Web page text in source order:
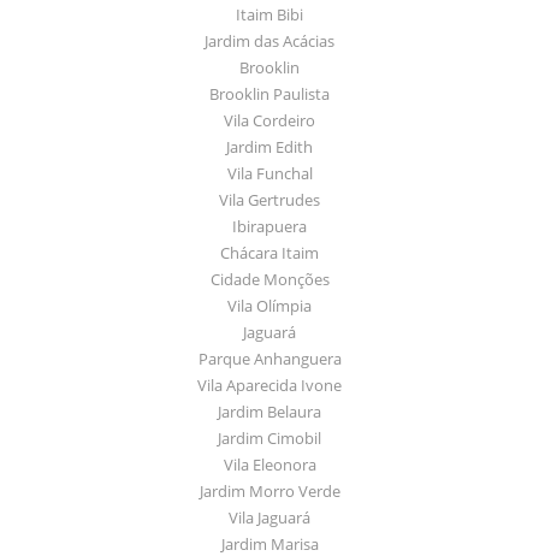
Itaim Bibi
Jardim das Acácias
Brooklin
Brooklin Paulista
Vila Cordeiro
Jardim Edith
Vila Funchal
Vila Gertrudes
Ibirapuera
Chácara Itaim
Cidade Monções
Vila Olímpia
Jaguará
Parque Anhanguera
Vila Aparecida Ivone
Jardim Belaura
Jardim Cimobil
Vila Eleonora
Jardim Morro Verde
Vila Jaguará
Jardim Marisa